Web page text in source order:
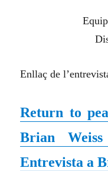
Enllaç de
Return to
Brian Weiss
Entrevista a